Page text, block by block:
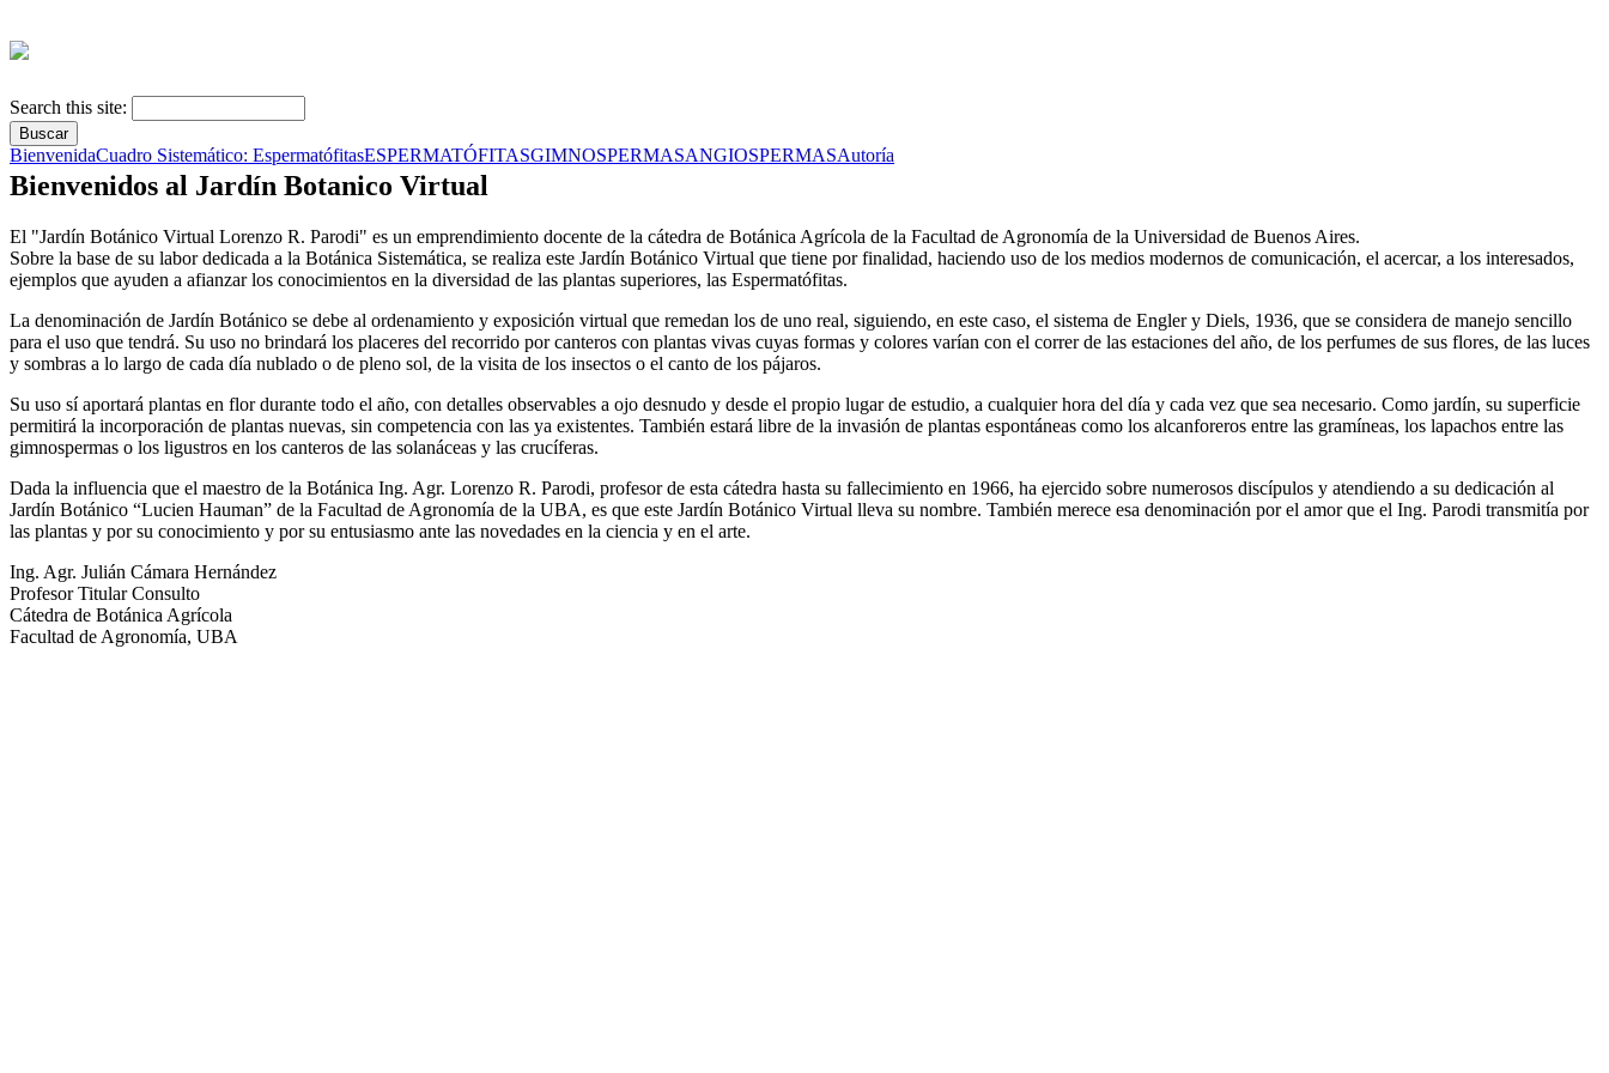
Search this site:
BienvenidaCuadro Sistemático: EspermatófitasESPERMATÓFITASGIMNOSPERMASANGIOSPERMASAutoría
Bienvenidos al Jardín Botanico Virtual
El "Jardín Botánico Virtual Lorenzo R. Parodi" es un emprendimiento docente de la cátedra de Botánica Agrícola de la Facultad de Agronomía de la Universidad de Buenos Aires.
Sobre la base de su labor dedicada a la Botánica Sistemática, se realiza este Jardín Botánico Virtual que tiene por finalidad, haciendo uso de los medios modernos de comunicación, el acercar, a los interesados,
ejemplos que ayuden a afianzar los conocimientos en la diversidad de las plantas superiores, las Espermatófitas.
La denominación de Jardín Botánico se debe al ordenamiento y exposición virtual que remedan los de uno real, siguiendo, en este caso, el sistema de Engler y Diels, 1936, que se considera de manejo sencillo
para el uso que tendrá. Su uso no brindará los placeres del recorrido por canteros con plantas vivas cuyas formas y colores varían con el correr de las estaciones del año, de los perfumes de sus flores, de las luces
y sombras a lo largo de cada día nublado o de pleno sol, de la visita de los insectos o el canto de los pájaros.
Su uso sí aportará plantas en flor durante todo el año, con detalles observables a ojo desnudo y desde el propio lugar de estudio, a cualquier hora del día y cada vez que sea necesario. Como jardín, su superficie
permitirá la incorporación de plantas nuevas, sin competencia con las ya existentes. También estará libre de la invasión de plantas espontáneas como los alcanforeros entre las gramíneas, los lapachos entre las
gimnospermas o los ligustros en los canteros de las solanáceas y las crucíferas.
Dada la influencia que el maestro de la Botánica Ing. Agr. Lorenzo R. Parodi, profesor de esta cátedra hasta su fallecimiento en 1966, ha ejercido sobre numerosos discípulos y atendiendo a su dedicación al
Jardín Botánico “Lucien Hauman” de la Facultad de Agronomía de la UBA, es que este Jardín Botánico Virtual lleva su nombre. También merece esa denominación por el amor que el Ing. Parodi transmitía por
las plantas y por su conocimiento y por su entusiasmo ante las novedades en la ciencia y en el arte.
Ing. Agr. Julián Cámara Hernández
Profesor Titular Consulto
Cátedra de Botánica Agrícola
Facultad de Agronomía, UBA